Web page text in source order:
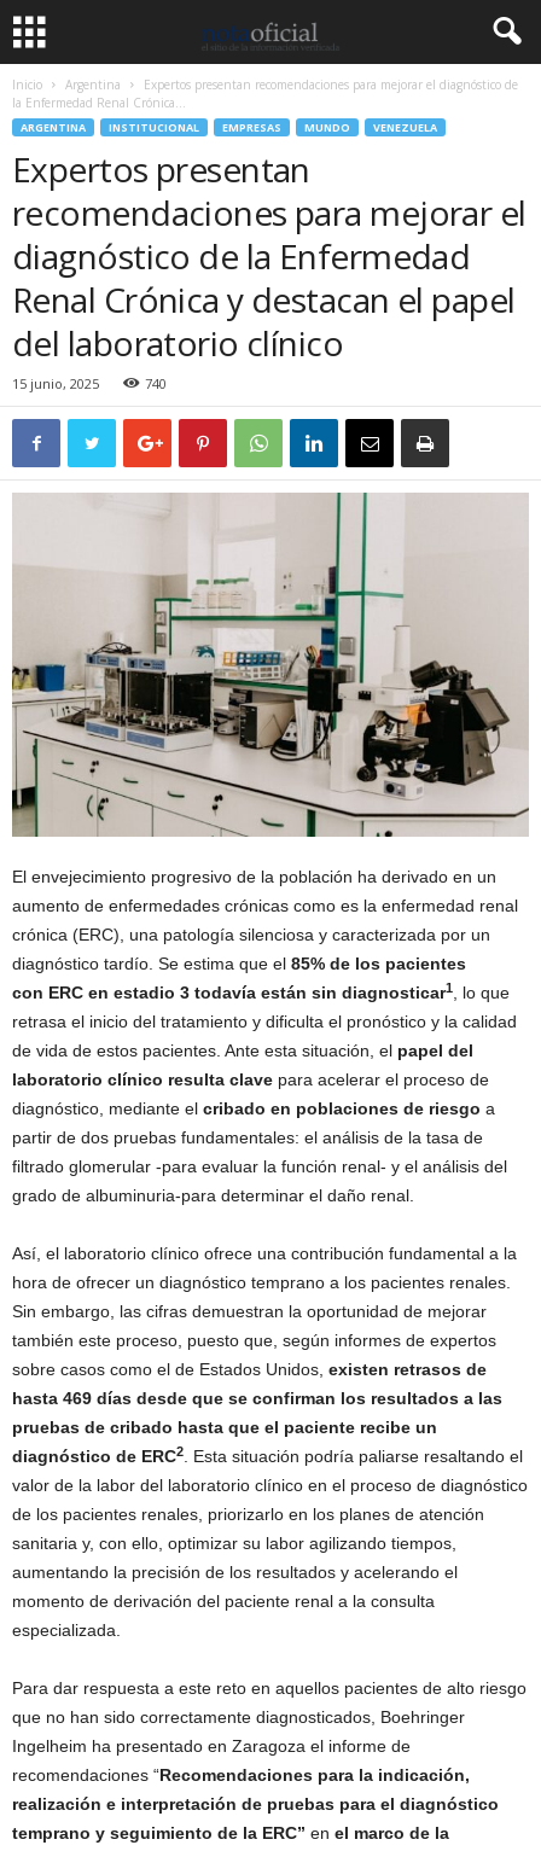
Inicio Argentina
Expertos presentan recomendaciones para mejorar el diagnóstico de
la Enfermedad Renal Crónica...
ARGENTINA INSTITUCIONAL EMPRESAS MUNDO VENEZUELA
Expertos presentan
recomendaciones para mejorar el
diagnóstico de la Enfermedad
Renal Crónica y destacan el papel
del laboratorio clínico
15 junio, 2025 740
El envejecimiento progresivo de la población ha derivado en un
aumento de enfermedades crónicas como es la enfermedad renal
crónica (ERC), una patología silenciosa y caracterizada por un
diagnóstico tardío. Se estima que el 85% de los pacientes
con ERC en estadio 3 todavía están sin diagnosticar1, lo que
retrasa el inicio del tratamiento y dificulta el pronóstico y la calidad
de vida de estos pacientes. Ante esta situación, el papel del
laboratorio clínico resulta clave para acelerar el proceso de
diagnóstico, mediante el cribado en poblaciones de riesgo a
partir de dos pruebas fundamentales: el análisis de la tasa de
filtrado glomerular -para evaluar la función renal- y el análisis del
grado de albuminuria-para determinar el daño renal.
Así, el laboratorio clínico ofrece una contribución fundamental a la
hora de ofrecer un diagnóstico temprano a los pacientes renales.
Sin embargo, las cifras demuestran la oportunidad de mejorar
también este proceso, puesto que, según informes de expertos
sobre casos como el de Estados Unidos, existen retrasos de
hasta 469 días desde que se confirman los resultados a las
pruebas de cribado hasta que el paciente recibe un
diagnóstico de ERC2. Esta situación podría paliarse resaltando el
valor de la labor del laboratorio clínico en el proceso de diagnóstico
de los pacientes renales, priorizarlo en los planes de atención
sanitaria y, con ello, optimizar su labor agilizando tiempos,
aumentando la precisión de los resultados y acelerando el
momento de derivación del paciente renal a la consulta
especializada.
Para dar respuesta a este reto en aquellos pacientes de alto riesgo
que no han sido correctamente diagnosticados, Boehringer
Ingelheim ha presentado en Zaragoza el informe de
recomendaciones “Recomendaciones para la indicación,
realización e interpretación de pruebas para el diagnóstico
temprano y seguimiento de la ERC” en el marco de la